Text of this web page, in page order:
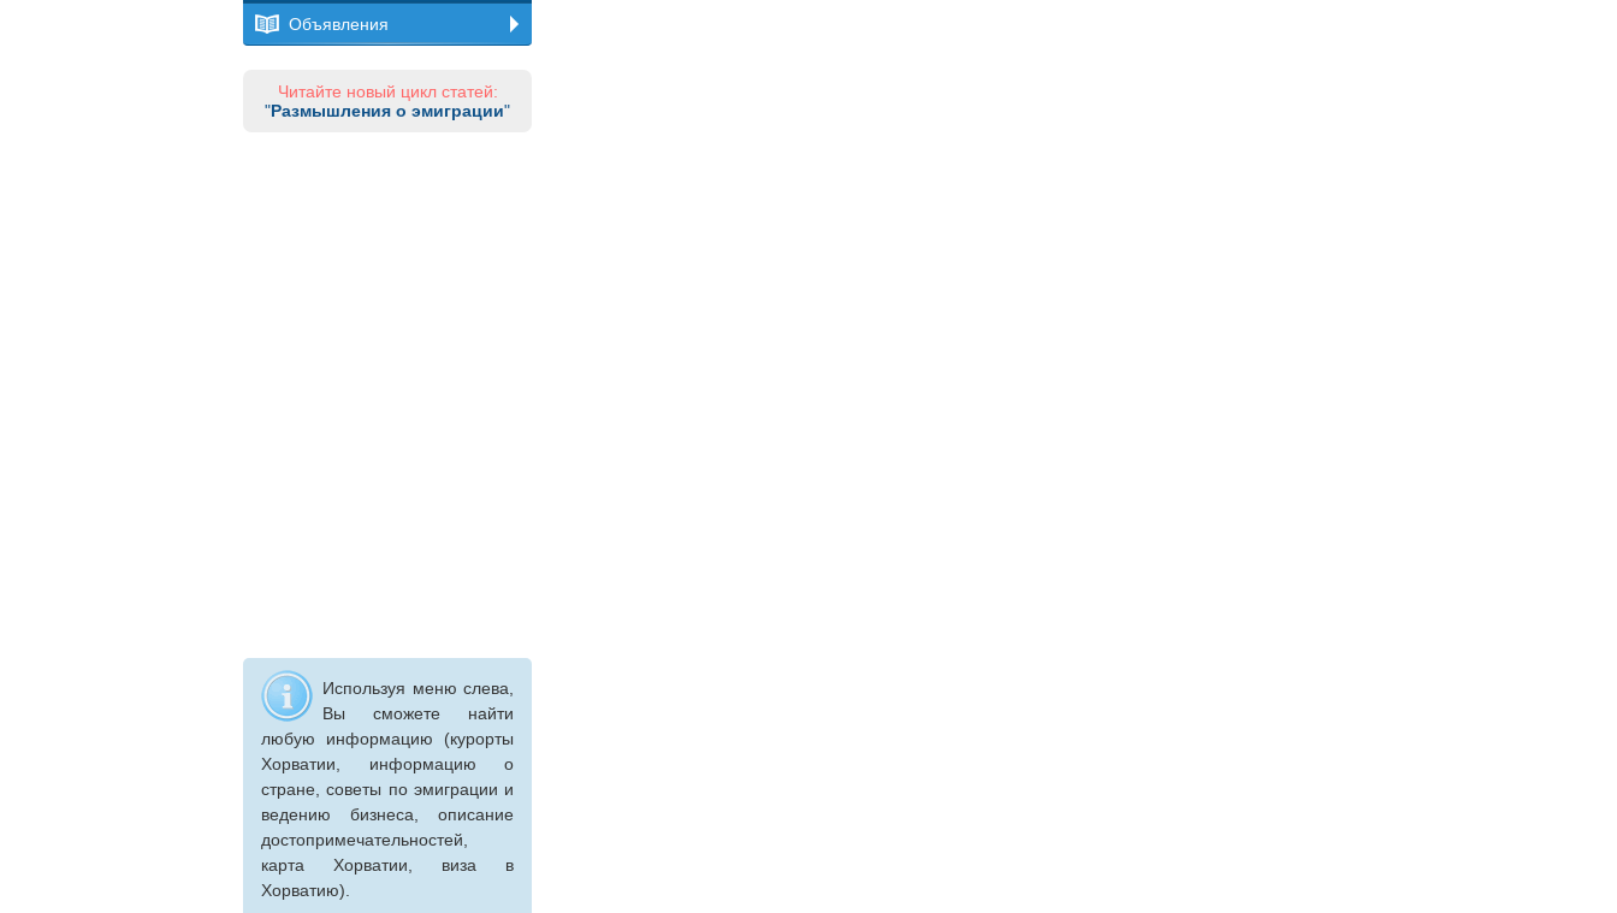
Объявления
Читайте новый цикл статей:
"Размышления о эмиграции"
Используя меню слева,
Вы сможете найти
любую информацию (курорты
Хорватии, информацию о
стране, советы по эмиграции и
ведению бизнеса, описание
достопримечательностей,
карта Хорватии, виза в
Хорватию).